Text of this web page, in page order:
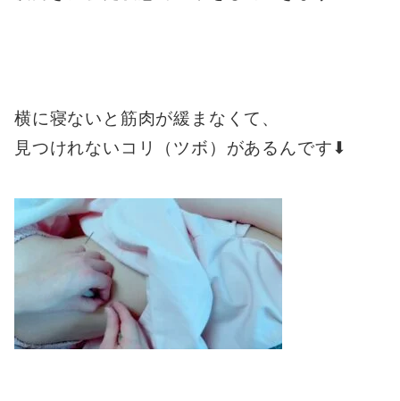
横に寝ないと筋肉が緩まなくて、
見つけれないコリ（ツボ）があるんです⬇︎